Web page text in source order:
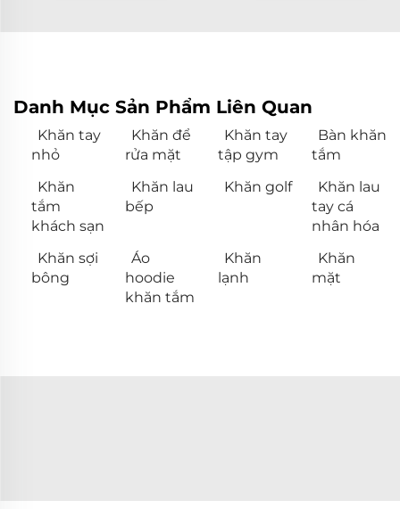
Danh Mục Sản Phẩm Liên Quan
Khăn tay
nhỏ
Khăn để
rửa mặt
Khăn tay
tập gym
Bàn khăn
tắm
Khăn
tắm
khách sạn
Khăn lau
bếp
Khăn golf
Khăn lau
tay cá
nhân hóa
Khăn sợi
bông
Áo
hoodie
khăn tắm
Khăn
lạnh
Khăn
mặt